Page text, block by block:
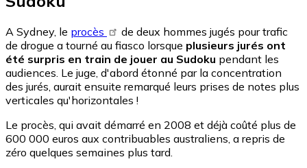
A Sydney, le procès
de deux hommes jugés pour trafic
de drogue a tourné au fiasco lorsque plusieurs jurés ont
été surpris en train de jouer au Sudoku pendant les
audiences. Le juge, d'abord étonné par la concentration
des jurés, aurait ensuite remarqué leurs prises de notes plus
verticales qu'horizontales !
Le procès, qui avait démarré en 2008 et déjà coûté plus de
600 000 euros aux contribuables australiens, a repris de
zéro quelques semaines plus tard.